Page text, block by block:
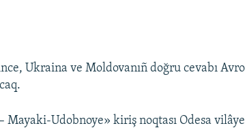
Ukraina ve Moldovanıñ doğru cevabı
Mayaki-Udobnoye» kiriş noqtası Odesa